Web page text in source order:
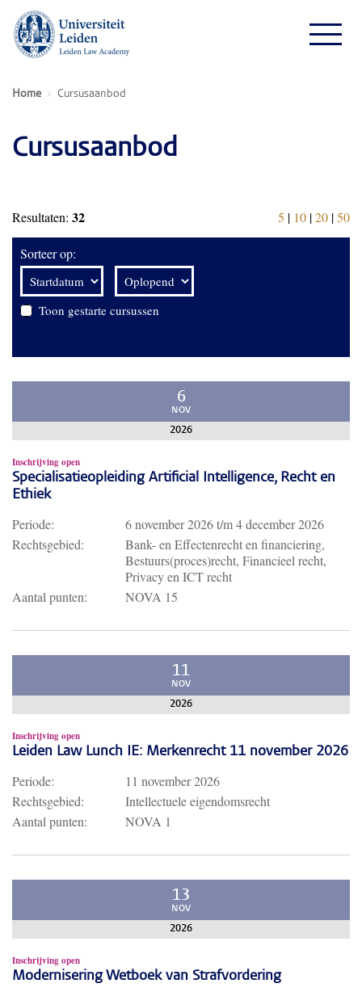
Home Cursusaanbod
Cursusaanbod
Resultaten: 32 5 | 10 |20 |50
Sorteer op:
Toon gestarte cursussen
6
NOV
2026
Inschrijving open
Specialisatieopleiding Artificial Intelligence, Recht en
Ethiek
Periode: 6 november 2026t/m4 december 2026
Rechtsgebied:
Bank- en Effectenrecht en financiering,
Bestuurs(proces)recht, Financieel recht,
Privacy en ICT recht
Aantal punten:
NOVA 15
11
NOV
2026
Inschrijving open
Leiden Law Lunch IE: Merkenrecht 11 november 2026
Periode:
11 november 2026
Rechtsgebied:
Intellectuele eigendomsrecht
Aantal punten:
NOVA 1
13
NOV
2026
Inschrijving open
Modernisering Wetboek van Strafvordering